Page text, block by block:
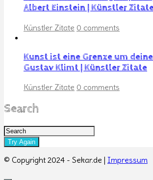
Albert Einstein | Künstler
Künstler Zitate 0 comments
Kunst ist eine Grenze um
Gustav Klimt | Künstler Zitate
Künstler Zitate 0 comments
Search
© Copyright 2024 - Sekar.de | Impressum